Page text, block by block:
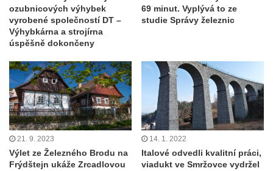
ozubnicových výhybek
vyrobené společností DT –
Výhybkárna a strojírna
úspěšně dokončeny
69 minut. Vyplývá to ze
studie Správy železnic
21. 9. 2023
Výlet ze Železného Brodu na
Frýdštejn ukáže Zrcadlovou
14. 1. 2022
Italové odvedli kvalitní práci,
viadukt ve Smržovce vydržel